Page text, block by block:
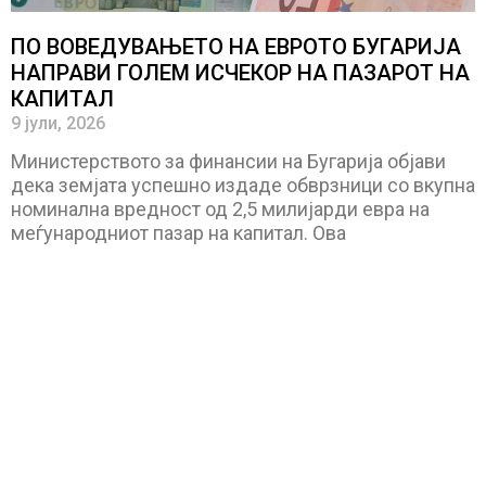
ПО ВОВЕДУВАЊЕТО НА ЕВРОТО БУГАРИЈА
НАПРАВИ ГОЛЕМ ИСЧЕКОР НА ПАЗАРОТ НА
КАПИТАЛ
9 јули, 2026
Министерството за финансии на Бугарија објави
дека земјата успешно издаде обврзници со вкупна
номинална вредност од 2,5 милијарди евра на
меѓународниот пазар на капитал. Ова